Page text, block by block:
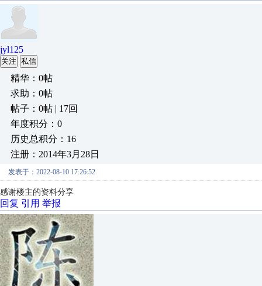
jyl125
关注 私信
精华：0帖
求助：0帖
帖子：0帖 | 17回
年度积分：0
历史总积分：16
注册：2014年3月28日
发表于：2022-08-10 17:26:52
感谢楼主的资料分享
回复 引用 举报